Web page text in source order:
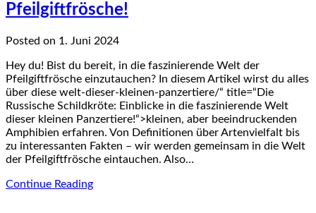
Pfeilgiftfrösche!
Posted on 1. Juni 2024
Hey du! Bist du bereit, in die faszinierende Welt der
Pfeilgiftfrösche einzutauchen? In diesem Artikel wirst du alles
über diese welt-dieser-kleinen-panzertiere/“ title=“Die
Russische Schildkröte: Einblicke in die faszinierende Welt
dieser kleinen Panzertiere!“>kleinen, aber beeindruckenden
Amphibien erfahren. Von Definitionen über Artenvielfalt bis
zu interessanten Fakten – wir werden gemeinsam in die Welt
der Pfeilgiftfrösche eintauchen. Also…
Continue Reading